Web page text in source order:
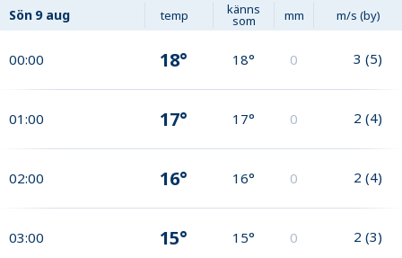
Sön 9 aug temp känns
som mm m/s (by)
00:00 18° 18° 0 3 (5)
01:00 17° 17° 0 2 (4)
02:00 16° 16° 0 2 (4)
03:00 15° 15° 0 2 (3)